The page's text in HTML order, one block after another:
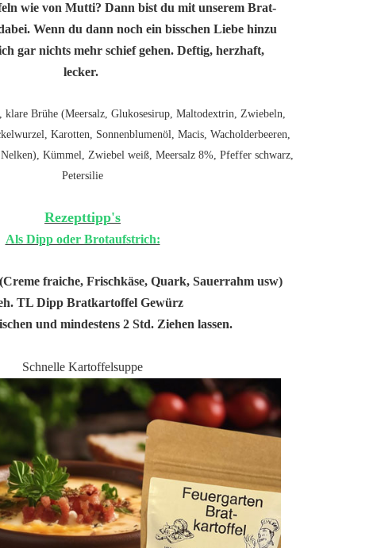
wie von Mutti? Dann bist du mit unserem Brat-
Wenn du dann noch ein bisschen Liebe hinzu
gar nichts mehr schief gehen. Deftig, herzhaft,
lecker.
klare Brühe (Meersalz, Glukosesirup, Maltodextrin, Zwiebeln,
Karotten, Sonnenblumenöl, Macis, Wacholderbeeren,
Kümmel, Zwiebel weiß, Meersalz 8%, Pfeffer schwarz,
Petersilie
Rezepttipp's
Als Dipp oder Brotaufstrich:
fraiche, Frischkäse, Quark, Sauerrahm usw)
TL Dipp Bratkartoffel Gewürz
und mindestens 2 Std. Ziehen lassen.
Schnelle Kartoffelsuppe